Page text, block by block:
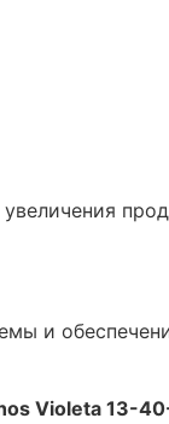
и
Violeta 13-